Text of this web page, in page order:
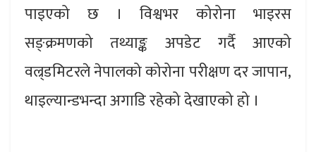
पाइएको छ । विश्वभर कोरोना भाइरस
सङ्क्रमणको तथ्याङ्क अपडेट गर्दै आएको
वल्र्डमिटरले नेपालको कोरोना परीक्षण दर जापान,
थाइल्यान्डभन्दा अगाडि रहेको देखाएको हो ।